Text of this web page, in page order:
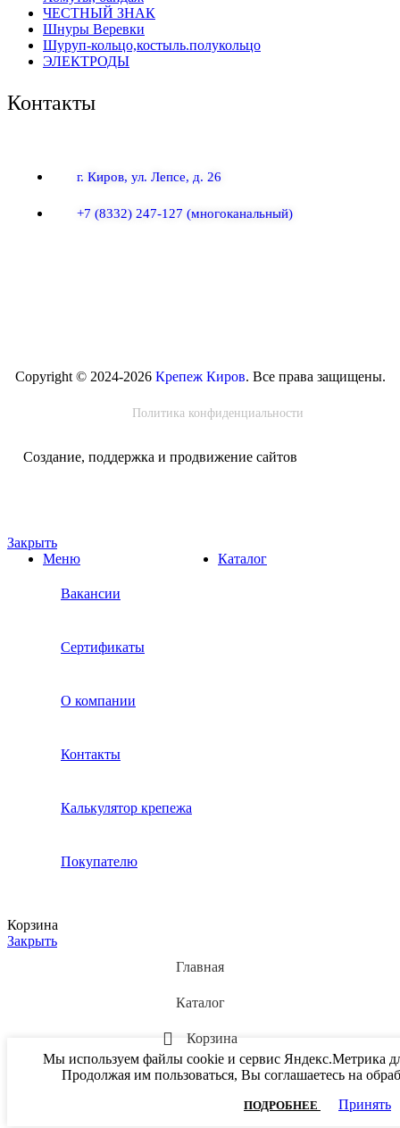
ЧЕСТНЫЙ ЗНАК
Шнуры Веревки
Шуруп-кольцо,костыль.полукольцо
ЭЛЕКТРОДЫ
Контакты
г. Киров, ул. Лепсе, д. 26
+7 (8332) 247-127 (многоканальный)
Copyright © 2024-2026 Крепеж Киров. Все права защищены.
Политика конфиденциальности
Создание, поддержка и продвижение сайтов
Закрыть
Меню
Каталог
Вакансии
Сертификаты
О компании
Контакты
Калькулятор крепежа
Покупателю
Корзина
Закрыть
Мы используем файлы cookie и сервис Яндекс.Метрика
Продолжая им пользоваться, Вы соглашаетесь на
ПОДРОБНЕЕ Принять
Главная
Каталог
Корзина